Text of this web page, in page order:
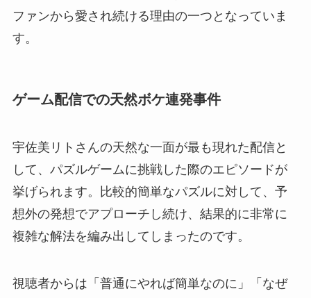
ファンから愛され続ける理由の一つとなっていま
す。
ゲーム配信での天然ボケ連発事件
宇佐美リトさんの天然な一面が最も現れた配信と
して、パズルゲームに挑戦した際のエピソードが
挙げられます。比較的簡単なパズルに対して、予
想外の発想でアプローチし続け、結果的に非常に
複雑な解法を編み出してしまったのです。
視聴者からは「普通にやれば簡単なのに」「なぜ